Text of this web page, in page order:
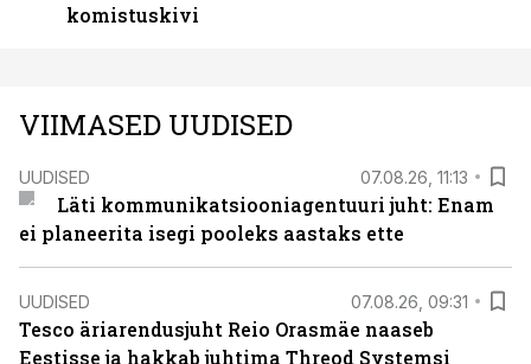
komistuskivi
VIIMASED UUDISED
UUDISED 07.08.26, 11:13
Läti kommunikatsiooniagentuuri juht: Enam
ei planeerita isegi pooleks aastaks ette
UUDISED 07.08.26, 09:31
Tesco äriarendusjuht Reio Orasmäe naaseb
Eestisse ja hakkab juhtima Threod Systemsi